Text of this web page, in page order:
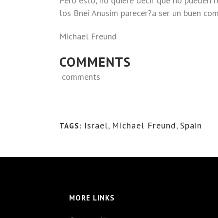
los Bnei Anusim parecer?a ser un buen
Michael Freund
COMMENTS
comments
TAGS: Israel, Michael Freund, Spain
MORE LINKS